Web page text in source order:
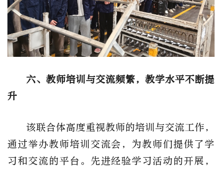
六、教师培训与交流频繁，教学水平不断提
升
该联合体高度重视教师的培训与交流工作，
通过举办教师培训交流会，为教师们提供了学
习和交流的平台。先进经验学习活动的开展，